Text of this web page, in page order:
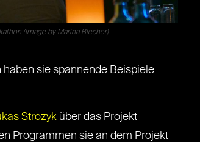
(Image by Marina Blecher)
sie spannende Beispiele
Strozyküber das Projekt
Programmen sie an dem Projekt